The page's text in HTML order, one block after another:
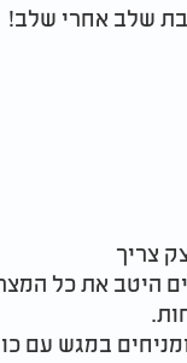
שלב אחרי שלב!
היטב את כל
לכדורים של 150 גרם